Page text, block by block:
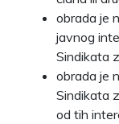
obrada je
javnog
Sindikata
obrada je
Sindikata
od tih